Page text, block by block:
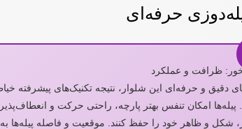
حرفه‌ای
خور: ظرافت و عملکرد
دقیق و حرفه‌ای این شلوار، نتیجه تکنیک‌های پیشرفته
پیله‌ها امکان تنفس بهتر پارچه، راحتی حرکت و
شکل و ظاهر خود را حفظ کنند. موقعیت و فاصله پیله‌ها